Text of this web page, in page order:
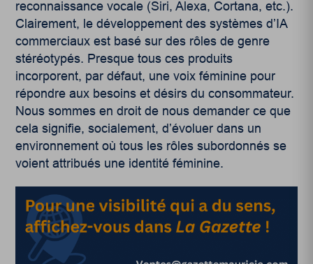
reconnaissance vocale (Siri, Alexa, Cortana, etc.).
Clairement, le développement des systèmes d’IA
commerciaux est basé sur des rôles de genre
stéréotypés. Presque tous ces produits
incorporent, par défaut, une voix féminine pour
répondre aux besoins et désirs du consommateur.
Nous sommes en droit de nous demander ce que
cela signifie, socialement, d’évoluer dans un
environnement où tous les rôles subordonnés se
voient attribués une identité féminine.